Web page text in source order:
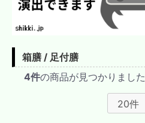
箱膳 / 足付膳
4件の商品が見つかりました